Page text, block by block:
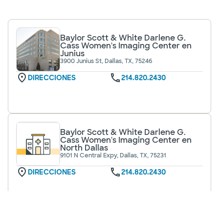
Baylor Scott & White Darlene G.
Cass Women's Imaging Center en
Junius
3900 Junius St, Dallas, TX, 75246
DIRECCIONES 214.820.2430
Baylor Scott & White Darlene G.
Cass Women's Imaging Center en
North Dallas
9101 N Central Expy, Dallas, TX, 75231
DIRECCIONES 214.820.2430